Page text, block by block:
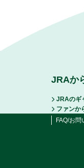
JRAか
JRAのギ
ファンか
FAQ/お問